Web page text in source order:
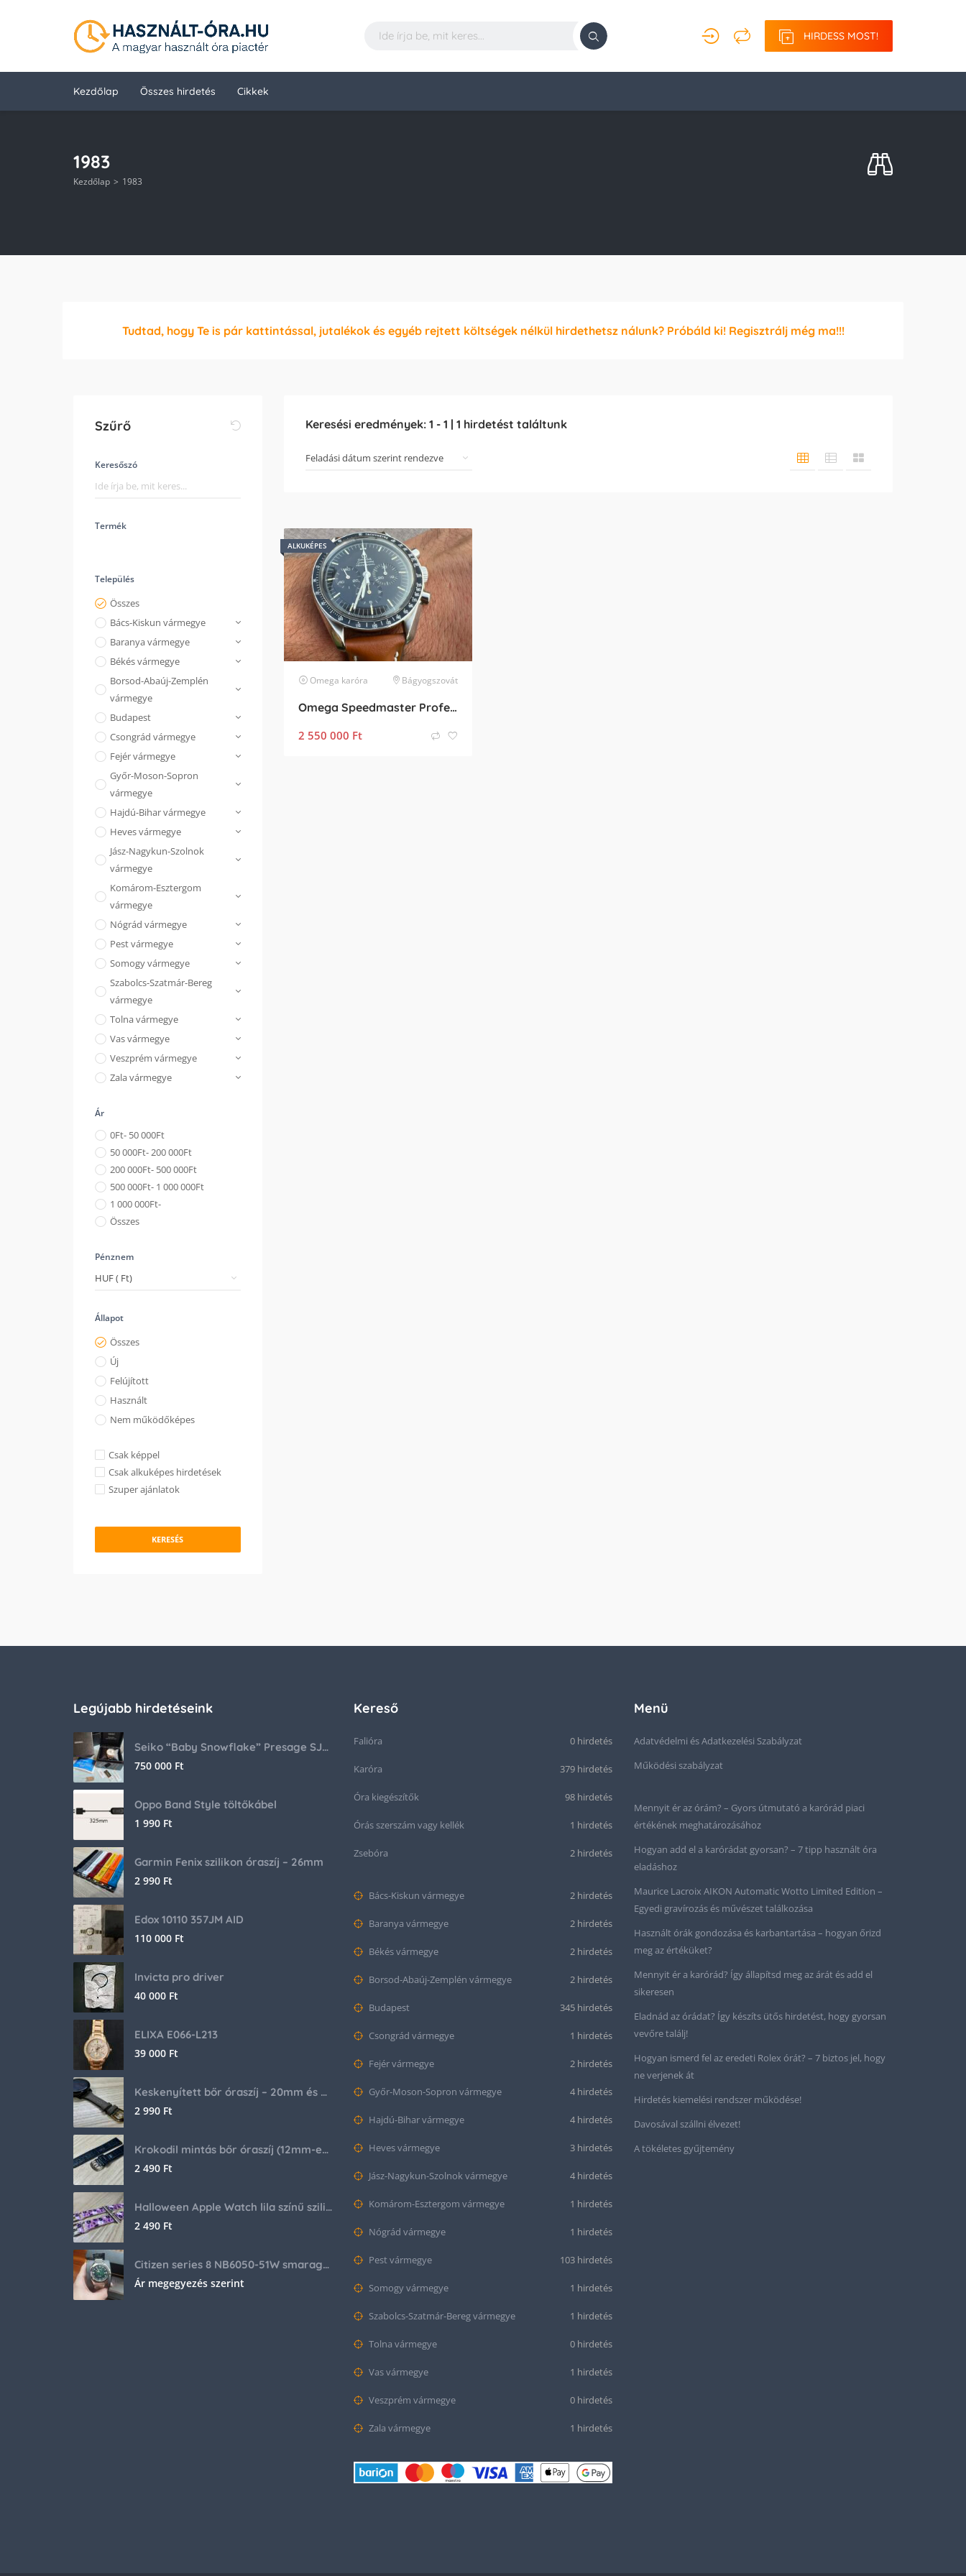
HIRDESS MOST!
Kezdőlap Összes hirdetés Cikkek
1983
Kezdőlap 1983
Tudtad, hogy Te is pár kattintással, jutalékok és egyéb rejtett költségek nélkül hirdethetsz nálunk? Próbáld ki! Regisztrálj még ma!!!
Szűrő
Keresőszó
Termék
Település
Összes
Bács-Kiskun vármegye
Baranya vármegye
Békés vármegye
Borsod-Abaúj-Zemplén
vármegye
Budapest
Csongrád vármegye
Fejér vármegye
Győr-Moson-Sopron
vármegye
Hajdú-Bihar vármegye
Heves vármegye
Jász-Nagykun-Szolnok
vármegye
Komárom-Esztergom
vármegye
Nógrád vármegye
Pest vármegye
Somogy vármegye
Szabolcs-Szatmár-Bereg
vármegye
Tolna vármegye
Vas vármegye
Veszprém vármegye
Zala vármegye
Ár
0Ft- 50 000Ft
50 000Ft- 200 000Ft
200 000Ft- 500 000Ft
500 000Ft- 1 000 000Ft
1 000 000Ft-
Összes
Pénznem
Állapot
Összes
Új
Felújított
Használt
Nem működőképes
Csak képpel
Csak alkuképes hirdetések
Szuper ajánlatok
KERESÉS
Keresési eredmények: 1 - 1 | 1 hirdetést találtunk
ALKUKÉPES
Omega karóra Bágyogszovát
Omega Speedmaster Professional Moonwatch cal.861
2 550 000 Ft
Legújabb hirdetéseink
Seiko “Baby Snowflake” Presage SJE073J1/SARA015 Limited Edition
750 000 Ft
Oppo Band Style töltőkábel
1 990 Ft
Garmin Fenix szilikon óraszíj – 26mm
2 990 Ft
Edox 10110 357JM AID
110 000 Ft
Invicta pro driver
40 000 Ft
ELIXA E066-L213
39 000 Ft
Keskenyített bőr óraszíj – 20mm és 22mm méretben
2 990 Ft
Krokodil mintás bőr óraszíj (12mm-es befogóval rendelkező órához)
2 490 Ft
Halloween Apple Watch lila színű szilikon óraszíj
2 490 Ft
Citizen series 8 NB6050-51W smaragd színű számlappal
Ár megegyezés szerint
Kereső
Falióra 0 hirdetés
Karóra 379 hirdetés
Óra kiegészítők 98 hirdetés
Órás szerszám vagy kellék 1 hirdetés
Zsebóra 2 hirdetés
Bács-Kiskun vármegye 2 hirdetés
Baranya vármegye 2 hirdetés
Békés vármegye 2 hirdetés
Borsod-Abaúj-Zemplén vármegye 2 hirdetés
Budapest 345 hirdetés
Csongrád vármegye 1 hirdetés
Fejér vármegye 2 hirdetés
Győr-Moson-Sopron vármegye 4 hirdetés
Hajdú-Bihar vármegye 4 hirdetés
Heves vármegye 3 hirdetés
Jász-Nagykun-Szolnok vármegye 4 hirdetés
Komárom-Esztergom vármegye 1 hirdetés
Nógrád vármegye 1 hirdetés
Pest vármegye 103 hirdetés
Somogy vármegye 1 hirdetés
Szabolcs-Szatmár-Bereg vármegye 1 hirdetés
Tolna vármegye 0 hirdetés
Vas vármegye 1 hirdetés
Veszprém vármegye 0 hirdetés
Zala vármegye 1 hirdetés
Menü
Adatvédelmi és Adatkezelési Szabályzat
Működési szabályzat
Mennyit ér az órám? – Gyors útmutató a karórád piaci
értékének meghatározásához
Hogyan add el a karórádat gyorsan? – 7 tipp használt óra
eladáshoz
Maurice Lacroix AIKON Automatic Wotto Limited Edition –
Egyedi gravírozás és művészet találkozása
Használt órák gondozása és karbantartása – hogyan őrizd
meg az értéküket?
Mennyit ér a karórád? Így állapítsd meg az árát és add el
sikeresen
Eladnád az órádat? Így készíts ütős hirdetést, hogy gyorsan
vevőre találj!
Hogyan ismerd fel az eredeti Rolex órát? – 7 biztos jel, hogy
ne verjenek át
Hirdetés kiemelési rendszer működése!
Davosával szállni élvezet!
A tökéletes gyűjtemény